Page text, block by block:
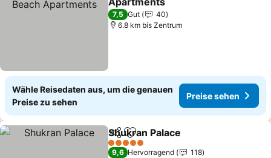
Preise sehen
7,5 Gut
40
6.8 km bis Zentrum
Wähle Reisedaten aus, um die genauen
Preise zu sehen
Preise sehen
TeilenZu Favoriten hinzufügen
Shukran Palace
5 Sterne
9,6 Hervorragend
118